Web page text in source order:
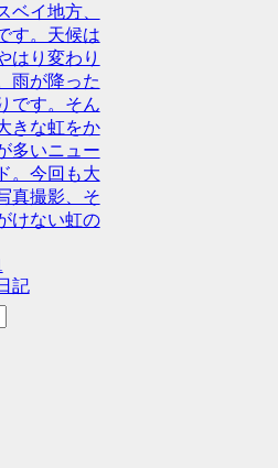
ベイ地方、
す。天候は
はり変わり
雨が降った
です。そん
きな虹をか
多いニュー
。今回も大
真撮影、そ
けない虹の
記